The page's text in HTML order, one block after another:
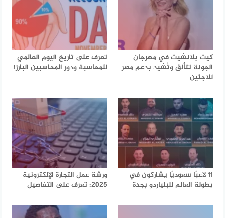
كيت بلانشيت في مهرجان
الجونة تتألق وتُشيد بدعم مصر
للاجئين
تعرف على تاريخ اليوم العالمي
للمحاسبة ودور المحاسبين البارز!
11 لاعبًا سعوديًا يشاركون في
بطولة العالم للبلياردو بجدة
ورشة عمل التجارة الإلكترونية
2025: تعرف على التفاصيل